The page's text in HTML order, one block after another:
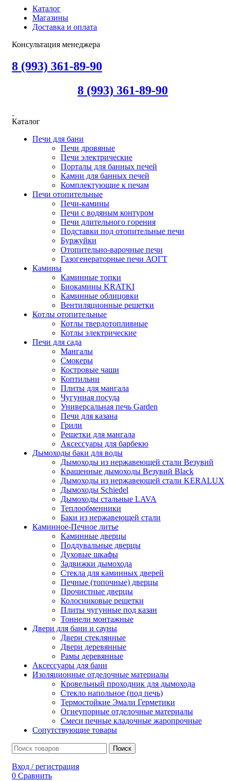
Каталог
Магазины
Доставка и оплата
Консультация менеджера
8 (993) 361-89-90
8 (993) 361-89-90
Каталог
Печи для бани
Печи дровяные
Печи электрические
Порталы для банных печей
Камни для банных печей
Комплектующие к печам
Печи отопительные
Печи-камины
Печи с водяным контуром
Печи длительного горения
Подставки под отопительные печи
Буржуйки
Отопительно-варочные печи
Газогенераторные печи АОГТ
Камины
Каминные топки
Биокамины KRATKI
Каминные облицовки
Вентиляционные решетки
Котлы отопительные
Котлы твердотопливные
Котлы электрические
Печи для сада
Мангалы
Смокеры
Костровые чаши
Коптильни
Плиты для мангала
Чугунная посуда
Универсальная печь Garden
Печи для казана
Грили
Решетки для мангала
Аксессуары для барбекю
Дымоходы баки для воды
Дымоходы из нержавеющей стали Везувий
Крашенные дымоходы Везувий Black
Дымоходы из нержавеющей стали KERALUX
Дымоходы Schiedel
Дымоходы стальные LAVA
Теплообменники
Баки из нержавеющей стали
Каминное-Печное литье
Каминные дверцы
Поддувальные дверцы
Духовые шкафы
Задвижки дымохода
Стекла для каминных дверей
Печные (топочные) дверцы
Прочистные дверцы
Колосниковые решетки
Плиты чугунные под казан
Тоннели монтажные
Двери для бани и сауны
Двери стеклянные
Двери деревянные
Рамы деревянные
Аксессуары для бани
Изоляционные отделочные материалы
Кровельный проходник для дымохода
Стекло напольное (под печь)
Термостойкие Эмали Герметики
Огнеупорные отделочные материалы
Смеси печные кладочные жаропрочные
Сопутствующие товары
Поиск
Вход / регистрация
0 Сравнить